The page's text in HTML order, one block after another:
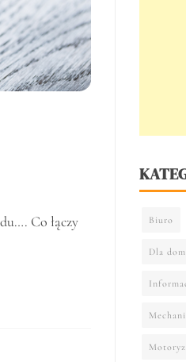
Co łączy
Biuro
Dla